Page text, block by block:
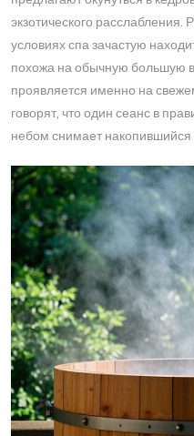
экзотического расслабления.
условиях спа зачастую
похожа на обычную большую
проявляется именно на
говорят, что один сеанс в
небом снимает накопившийся